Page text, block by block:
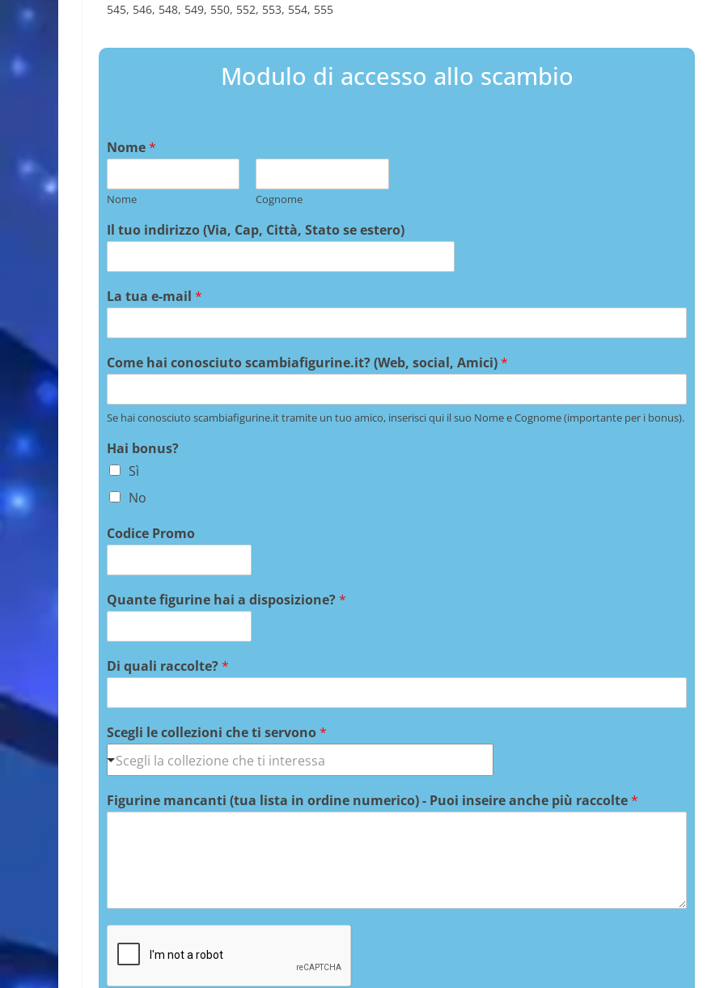
545, 546, 548, 549, 550, 552, 553, 554, 555
Modulo di accesso allo scambio
Nome*
Nome Cognome
Il tuo indirizzo (Via, Cap, Città, Stato se estero)
La tua e-mail *
Come hai conosciuto scambiafigurine.it? (Web, social, Amici)*
Se hai conosciuto scambiafigurine.it tramite un tuo amico, inserisci qui il suo Nome e Cognome (importante per i bonus).
Hai bonus?
Sì
No
Codice Promo
Quante figurine hai a disposizione?*
Di quali raccolte?*
Scegli le collezioni che ti servono*
Figurine mancanti (tua lista in ordine numerico) - Puoi inseire anche più raccolte*